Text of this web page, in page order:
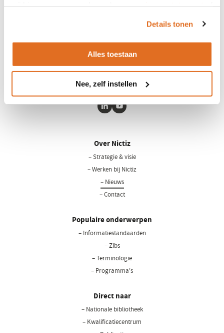
Details tonen
Alles toestaan
Nee, zelf instellen
LinkedInYoutube
Over Nictiz
– Strategie & visie
– Werken bij Nictiz
– Nieuws
– Contact
Populaire onderwerpen
– Informatiestandaarden
– Zibs
– Terminologie
– Programma's
Direct naar
– Nationale bibliotheek(opent
– Kwalificatiecentrum